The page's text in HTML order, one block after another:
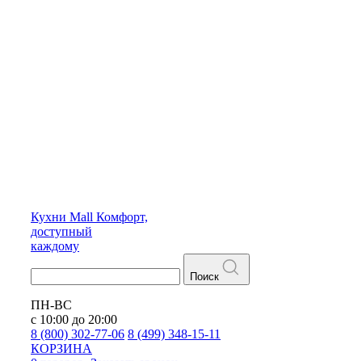
Кухни Mall Комфорт,
доступный
каждому
Поиск
ПН-ВС
с 10:00 до 20:00
8 (800) 302-77-06 8 (499) 348-15-11
КОРЗИНА